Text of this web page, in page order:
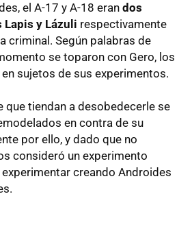
el A-17 y A-18 eran dos
Lapis y Lázuli respectivamente
criminal. Según palabras de
se toparon con Gero, los
sujetos de sus experimentos.
que tiendan a desobedecerle se
en contra de su
por ello, y dado que no
consideró un experimento
creando Androides